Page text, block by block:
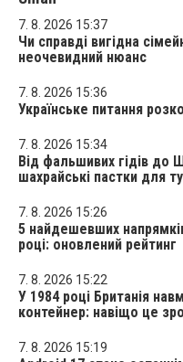
7. 8. 2026 15:37
Чи справді вигідна
неочевидний нюанс
7. 8. 2026 15:36
Українське питання
7. 8. 2026 15:34
Від фальшивих гідів до
шахрайські пастки для
7. 8. 2026 15:26
5 найдешевших
році: оновлений рейтинг
7. 8. 2026 15:22
У 1984 році Британія
контейнер: навіщо це
7. 8. 2026 15:19